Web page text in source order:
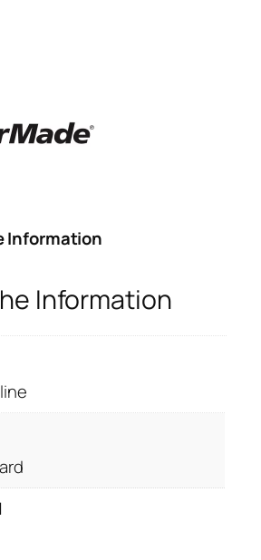
Information
Information